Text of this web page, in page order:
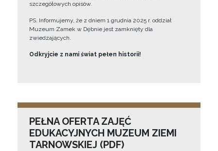
szczegółowych opisów.
PS. Informujemy, że z dniem 1 grudnia 2025 r. oddział
Muzeum Zamek w Dębnie jest zamknięty dla
zwiedzających.
Odkryjcie z nami świat pełen historii!
PEŁNA OFERTA ZAJĘĆ
EDUKACYJNYCH MUZEUM ZIEMI
TARNOWSKIEJ (PDF)